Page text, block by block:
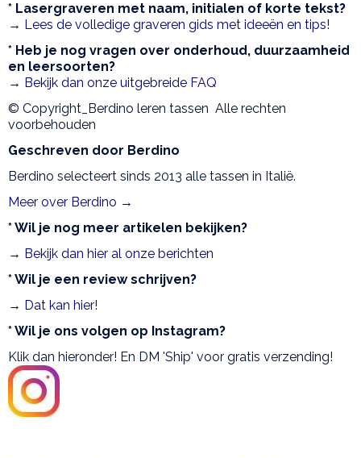
* Lasergraveren met naam, initialen of korte tekst?
→ Lees de volledige graveren gids met ideeën en tips!
* Heb je nog vragen over onderhoud, duurzaamheid
en leersoorten?
→ Bekijk dan onze uitgebreide FAQ
© Copyright_Berdino leren tassen Alle rechten
voorbehouden
Geschreven door Berdino
Berdino selecteert sinds 2013 alle tassen in Italië.
Meer over Berdino →
* Wil je nog meer artikelen bekijken?
→ Bekijk dan hier al onze berichten
* Wil je een review schrijven?
→ Dat kan hier!
* Wil je ons volgen op Instagram?
Klik dan hieronder! En DM 'Ship' voor gratis verzending!